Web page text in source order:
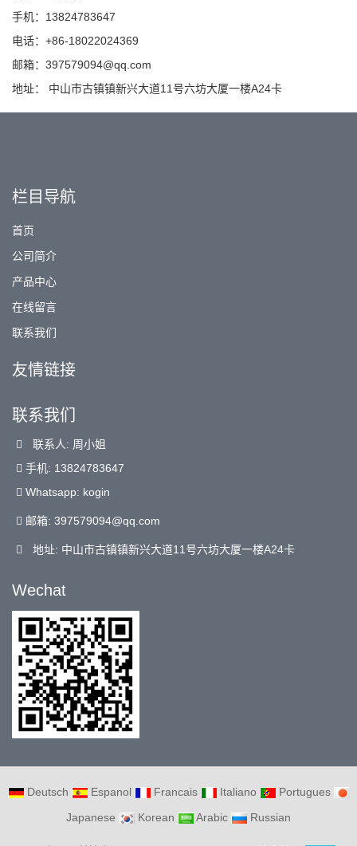
手机：13824783647
电话：+86-18022024369
邮箱：397579094@qq.com
地址： 中山市古镇镇新兴大道11号六坊大厦一楼A24卡
栏目导航
首页
公司简介
产品中心
在线留言
联系我们
友情链接
联系我们
联系人: 周小姐
手机: 13824783647
Whatsapp: kogin
邮箱: 397579094@qq.com
地址: 中山市古镇镇新兴大道11号六坊大厦一楼A24卡
Wechat
Deutsch Espanol Francais Italiano
Portugues
Japanese
Korean Arabic Russian